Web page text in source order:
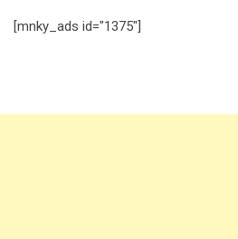
[mnky_ads id="1375"]